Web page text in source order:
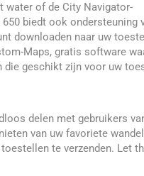
water of de City Navigator-
biedt ook ondersteuning
downloaden naar uw
Maps, gratis software
die geschikt zijn voor uw
delen met gebruikers
van uw favoriete
te verzenden. Let